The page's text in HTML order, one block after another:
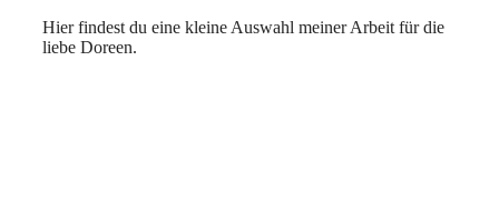
Hier findest du eine kleine Auswahl meiner Arbeit für die
liebe Doreen.